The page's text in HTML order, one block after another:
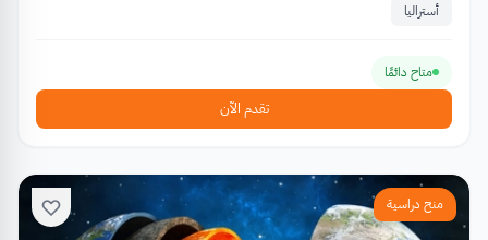
أستراليا
متاح دائمًا
تقدم الآن
منح دراسية